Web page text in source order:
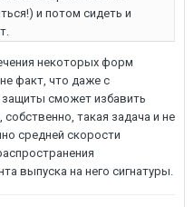
и потом сидеть и
некоторых форм
факт, что даже с
сможет избавить
такая задача и не
средней скорости
выпуска на него сигнатуры.